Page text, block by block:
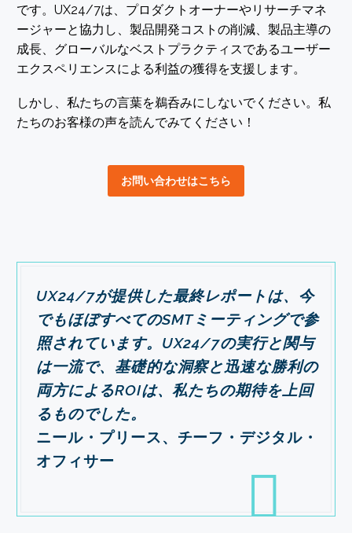
です。UX24/7は、プロダクトオーナーやリサーチマネ
ージャーと協力し、製品開発コストの削減、製品主導の
成長、グローバルなベストプラクティスであるユーザー
エクスペリエンスによる利益の獲得を支援します。
しかし、私たちの言葉を鵜呑みにしないでください。私
たちのお客様の声を読んでみてください！
お問い合わせはこちら
UX24/7が提供した最終レポートは、今
でもほぼすべてのSMTミーティングで参
照されています。UX24/7の実行と関与
は一流で、基礎的な洞察と迅速な勝利の
両方によるROIは、私たちの期待を上回
るものでした。
ニール・プリース、チーフ・デジタル・
オフィサー
